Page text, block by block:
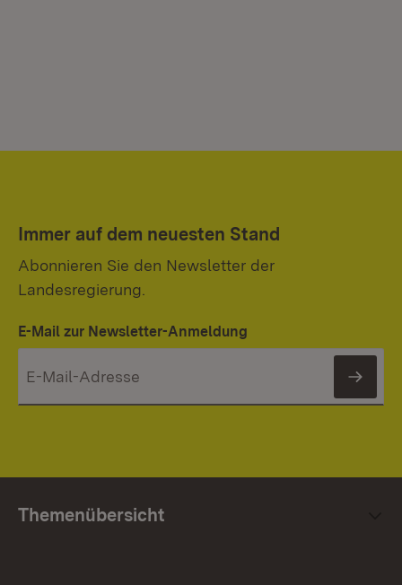
Immer auf dem neuesten Stand
Abonnieren Sie den Newsletter der
Landesregierung.
E-Mail zur Newsletter-Anmeldung
Themenübersicht